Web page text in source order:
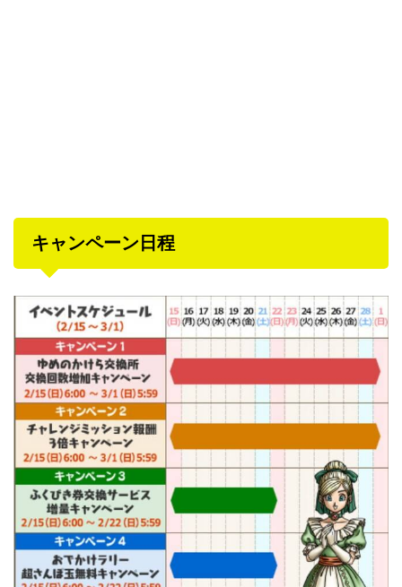
キャンペーン日程